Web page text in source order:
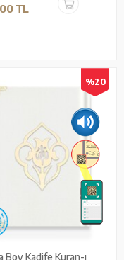
TL
%20
Boy Kadife Kuran-ı